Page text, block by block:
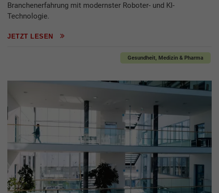
Branchenerfahrung mit modernster Roboter- und KI-
Technologie.
JETZT LESEN
Gesundheit, Medizin & Pharma